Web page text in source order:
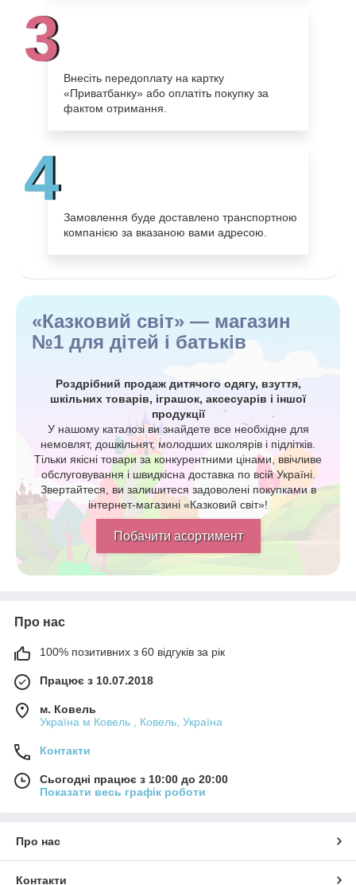
3
Внесіть передоплату на картку
«Приватбанку» або оплатіть покупку за
фактом отримання.
4
Замовлення буде доставлено транспортною
компанією за вказаною вами адресою.
«Казковий світ» — магазин
№1 для дітей і батьків
Роздрібний продаж дитячого одягу, взуття,
шкільних товарів, іграшок, аксесуарів і іншої
продукції
У нашому каталозі ви знайдете все необхідне для
немовлят, дошкільнят, молодших школярів і підлітків.
Тільки якісні товари за конкурентними цінами, ввічливе
обслуговування і швидкісна доставка по всій Україні.
Звертайтеся, ви залишитеся задоволені покупками в
інтернет-магазині «Казковий світ»!
Побачити асортимент
Про нас
100% позитивних з 60 відгуків за рік
Працює з 10.07.2018
м. Ковель
Україна м Ковель , Ковель, Україна
Контакти
Сьогодні працює з 10:00 до 20:00
Показати весь графік роботи
Про нас
Контакти